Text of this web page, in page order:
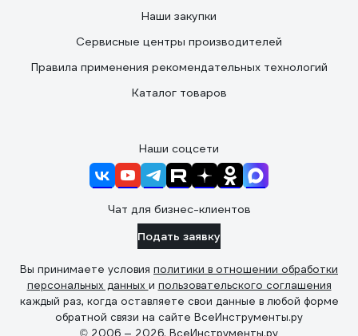
Наши закупки
Сервисные центры производителей
Правила применения рекомендательных технологий
Каталог товаров
Наши соцсети
Чат для бизнес-клиентов
Подать заявку
Вы принимаете условия политики в отношении обработки
персональных данных и пользовательского соглашения
каждый раз, когда оставляете свои данные в любой форме
обратной связи на сайте ВсеИнструменты.ру
© 2006 — 2026. ВсеИнструменты.ру